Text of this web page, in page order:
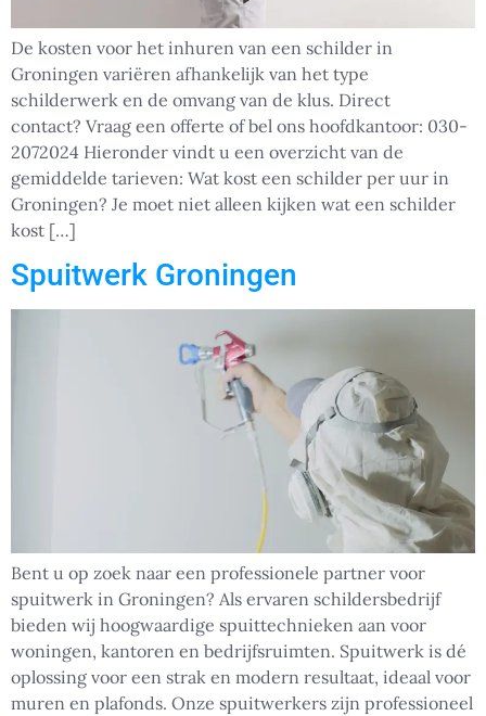
De kosten voor het inhuren van een schilder in
Groningen variëren afhankelijk van het type
schilderwerk en de omvang van de klus. Direct
contact? Vraag een offerte of bel ons hoofdkantoor: 030-
2072024 Hieronder vindt u een overzicht van de
gemiddelde tarieven: Wat kost een schilder per uur in
Groningen? Je moet niet alleen kijken wat een schilder
kost […]
Spuitwerk Groningen
Bent u op zoek naar een professionele partner voor
spuitwerk in Groningen? Als ervaren schildersbedrijf
bieden wij hoogwaardige spuittechnieken aan voor
woningen, kantoren en bedrijfsruimten. Spuitwerk is dé
oplossing voor een strak en modern resultaat, ideaal voor
muren en plafonds. Onze spuitwerkers zijn professioneel